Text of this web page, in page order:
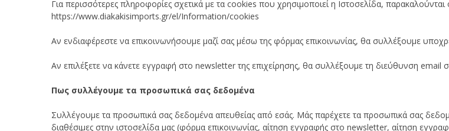
Για περισσότερες πληροφορίες σχετικά με τα cookies που χρησιμοποιεί η Ιστοσελίδα,
https://www.diakakisimports.gr/el/Information/cookies
Αν ενδιαφέρεστε να επικοινωνήσουμε μαζί σας μέσω της φόρμας επικοινωνίας, θα συλλέξουμε
Αν επιλέξετε να κάνετε εγγραφή στο newsletter της επιχείρησης, θα συλλέξουμε τη διεύθυνση email
Πως συλλέγουμε τα προσωπικά σας δεδομένα
Συλλέγουμε τα προσωπικά σας δεδομένα απευθείας από εσάς. Μάς παρέχετε τα προσωπικά σας
διαθέσιμες στην ιστοσελίδα μας (φόρμα επικοινωνίας, αίτηση εγγραφής στο newsletter, αίτηση